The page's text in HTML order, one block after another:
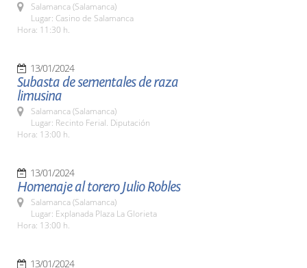
Salamanca (Salamanca)
Lugar: Casino de Salamanca
Hora: 11:30 h.
13/01/2024
Subasta de sementales de raza
limusina
Salamanca (Salamanca)
Lugar: Recinto Ferial. Diputación
Hora: 13:00 h.
13/01/2024
Homenaje al torero Julio Robles
Salamanca (Salamanca)
Lugar: Explanada Plaza La Glorieta
Hora: 13:00 h.
13/01/2024